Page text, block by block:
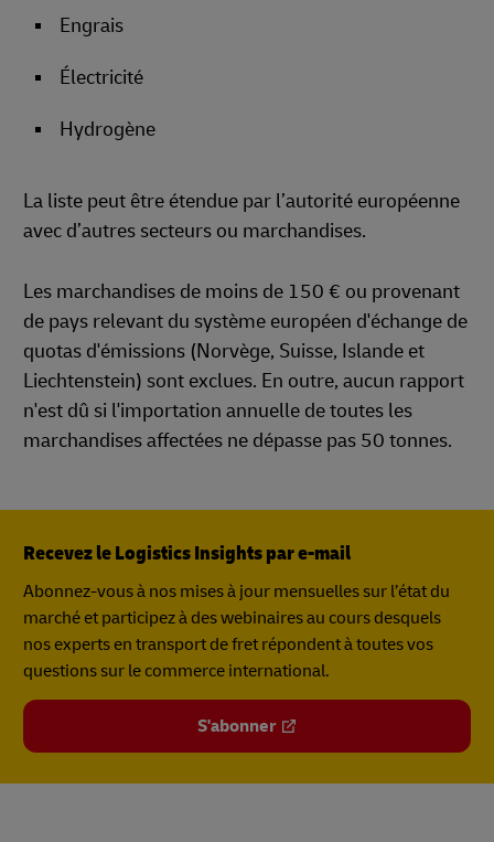
Engrais
Électricité
Hydrogène
La liste peut être étendue par l’autorité européenne
avec d’autres secteurs ou marchandises.
Les marchandises de moins de 150 € ou provenant
de pays relevant du système européen d'échange de
quotas d'émissions (Norvège, Suisse, Islande et
Liechtenstein) sont exclues. En outre, aucun rapport
n'est dû si l'importation annuelle de toutes les
marchandises affectées ne dépasse pas 50 tonnes.
Recevez le Logistics Insights par e-mail
Abonnez-vous à nos mises à jour mensuelles sur l’état du
marché et participez à des webinaires au cours desquels
nos experts en transport de fret répondent à toutes vos
questions sur le commerce international.
S'abonner